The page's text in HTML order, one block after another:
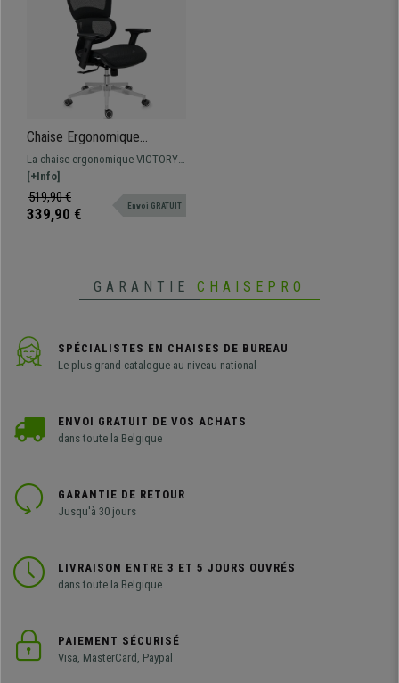
Chaise Ergonomique
VICTORY, 100% Ajustable,
Utilisation Intensive 8h, en
Maille, Noir
La chaise ergonomique VICTORY
est un modèle haut de gamme,
extrêmement confortable, qui
présente de nombreux réglages
pour une totale adaptabilité.
[+Info]
519,90 €
339,90 € Envoi GRATUIT
GARANTIE CHAISEPRO
SPÉCIALISTES EN CHAISES DE BUREAU
Le plus grand catalogue au niveau national
ENVOI GRATUIT DE VOS ACHATS
dans toute la Belgique
GARANTIE DE RETOUR
Jusqu'à 30 jours
LIVRAISON ENTRE 3 ET 5 JOURS OUVRÉS
dans toute la Belgique
PAIEMENT SÉCURISÉ
Visa, MasterCard, Paypal